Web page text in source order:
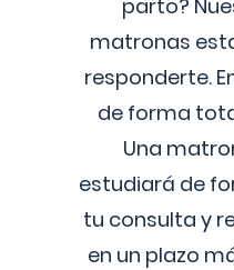
parto?
matronas
responderte.
de forma
Una
estudiará de
tu consulta y
en un plazo